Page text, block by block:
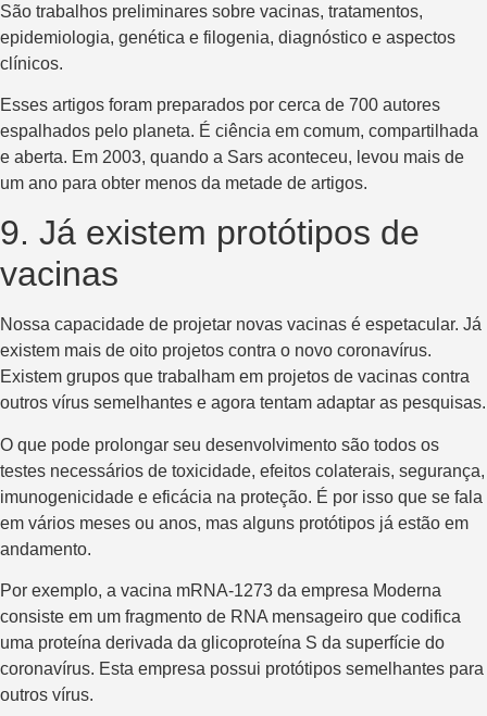
São trabalhos preliminares sobre vacinas, tratamentos,
epidemiologia, genética e filogenia, diagnóstico e aspectos
clínicos.
Esses artigos foram preparados por cerca de 700 autores
espalhados pelo planeta. É ciência em comum, compartilhada
e aberta. Em 2003, quando a Sars aconteceu, levou mais de
um ano para obter menos da metade de artigos.
9. Já existem protótipos de
vacinas
Nossa capacidade de projetar novas vacinas é espetacular. Já
existem mais de oito projetos contra o novo coronavírus.
Existem grupos que trabalham em projetos de vacinas contra
outros vírus semelhantes e agora tentam adaptar as pesquisas.
O que pode prolongar seu desenvolvimento são todos os
testes necessários de toxicidade, efeitos colaterais, segurança,
imunogenicidade e eficácia na proteção. É por isso que se fala
em vários meses ou anos, mas alguns protótipos já estão em
andamento.
Por exemplo, a vacina mRNA-1273 da empresa Moderna
consiste em um fragmento de RNA mensageiro que codifica
uma proteína derivada da glicoproteína S da superfície do
coronavírus. Esta empresa possui protótipos semelhantes para
outros vírus.